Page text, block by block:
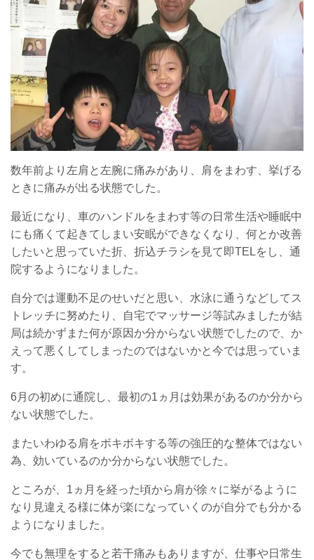
数年前より左肩と左腕に痛みがあり、肩をまわす、挙げる
ときに痛みが出る状態でした。
最近になり、車のハンドルをまわす等の日常生活や睡眠中
にも痛くて起きてしまい安眠ができなくなり、何とか改善
したいと思っていた折、折込チラシを見て即TELをし、通
院するようになりました。
自分では運動不足のせいだと思い、水泳に通うなどしてス
トレッチに努めたり、自宅でマッサージ等試みましたが結
局は続かずまた何が原因か分からない状態でしたので、か
えって悪くしてしまったのではないかと今では思っていま
す。
6月の初めに通院し、最初の1ヵ月は効果があるのか分から
ない状態でした。
またいわゆる肩をボキボキする等の強圧的な整体ではない
為、効いているのか分からない状態でした。
ところが、1ヵ月を経った頃から肩が徐々に挙がるように
なり見違える様に体が楽になっていくのが自分でも分かる
ようになりました。
今でも無理をすると若干痛みもありますが、仕事や日常生